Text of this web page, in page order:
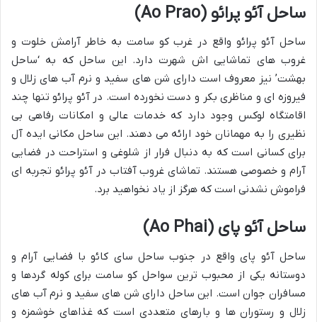
ساحل آئو پرائو (Ao Prao)
ساحل آئو پرائو واقع در غرب کو سامت به خاطر آرامش خلوت و
غروب های تماشایی اش شهرت دارد. این ساحل که به ‘ساحل
بهشت’ نیز معروف است دارای شن های سفید و نرم آب های زلال و
فیروزه ای و مناظری بکر و دست نخورده است. در آئو پرائو تنها چند
اقامتگاه لوکس وجود دارد که خدمات عالی و امکانات رفاهی بی
نظیری را به مهمانان خود ارائه می دهند. این ساحل مکانی ایده آل
برای کسانی است که به دنبال فرار از شلوغی و استراحت در فضایی
آرام و خصوصی هستند. تماشای غروب آفتاب در آئو پرائو تجربه ای
فراموش نشدنی است که هرگز از یاد نخواهید برد.
ساحل آئو پای (Ao Phai)
ساحل آئو پای واقع در جنوب ساحل سای کائو با فضایی آرام و
دوستانه یکی از محبوب ترین سواحل کو سامت برای کوله گردها و
مسافران جوان است. این ساحل دارای شن های سفید و نرم آب های
زلال و رستوران ها و بارهای متعددی است که غذاهای خوشمزه و